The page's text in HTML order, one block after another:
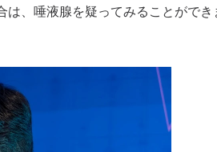
は、唾液腺を疑ってみることがで